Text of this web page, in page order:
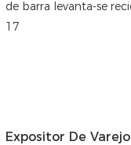
Expositor De Varejo